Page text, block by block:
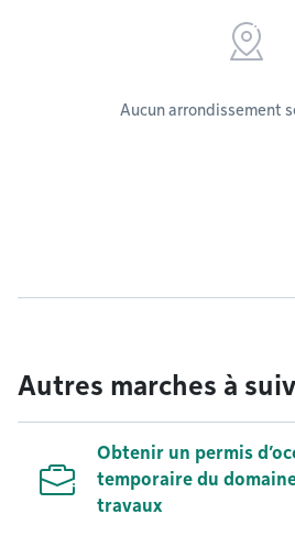
Aucun arrondissement
Autres marches à
Obtenir un permis
temporaire du
travaux